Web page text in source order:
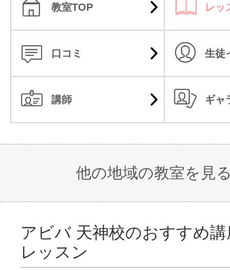
教室TOP レッ
口コミ 生徒
講師 ギャ
他の地域の教室を見
アビバ 天神校のおすすめ
レッスン